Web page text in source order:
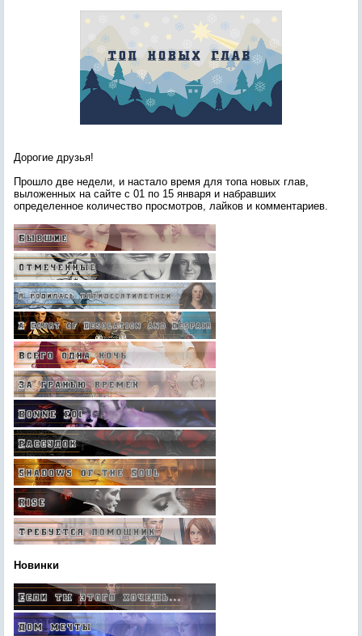
Дорогие друзья!
Прошло две недели, и настало время для топа новых глав,
выложенных на сайте с 01 по 15 января и набравших
определенное количество просмотров, лайков и комментариев.
Новинки